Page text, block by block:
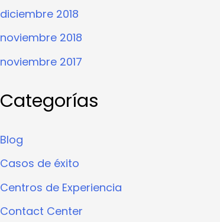
diciembre 2018
noviembre 2018
noviembre 2017
Categorías
Blog
Casos de éxito
Centros de Experiencia
Contact Center